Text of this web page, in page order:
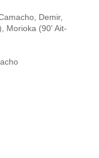
Demir,
Morioka (90' Ait-